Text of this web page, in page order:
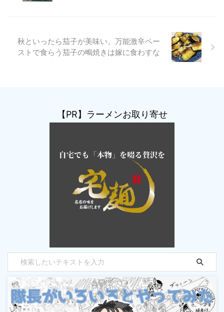
秋といったら茄子が美味い。万能激辛ペー
ストで食らう茄子の鴫焼きは嫁に食わすな
【PR】ラーメンお取り寄せ